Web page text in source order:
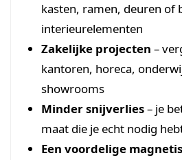
kasten, ramen, deuren of
interieurelementen
Zakelijke projecten –
kantoren, horeca,
showrooms
Minder snijverlies– je
maat die je echt nodig
Een voordelige